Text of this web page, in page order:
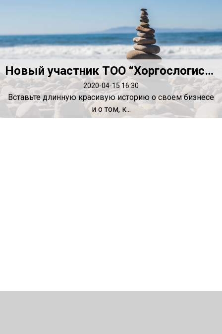
Новый участник ТОО “Хоргослогистик Оператор”
2020-04-15 16:30
Вставьте длинную красивую историю о своем бизнесе
и о том, к...